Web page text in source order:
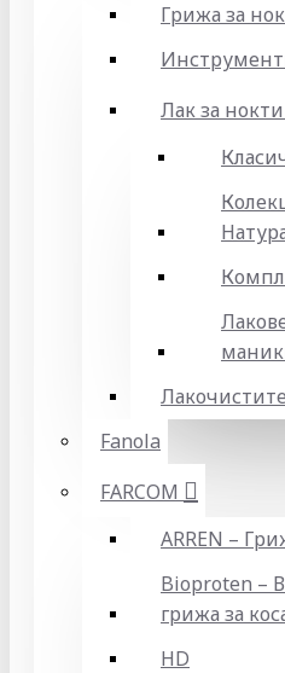
Грижа за
Лак за нокти
Fanola
FARCOM
ARREN –
Bioproten –
грижа за
HD